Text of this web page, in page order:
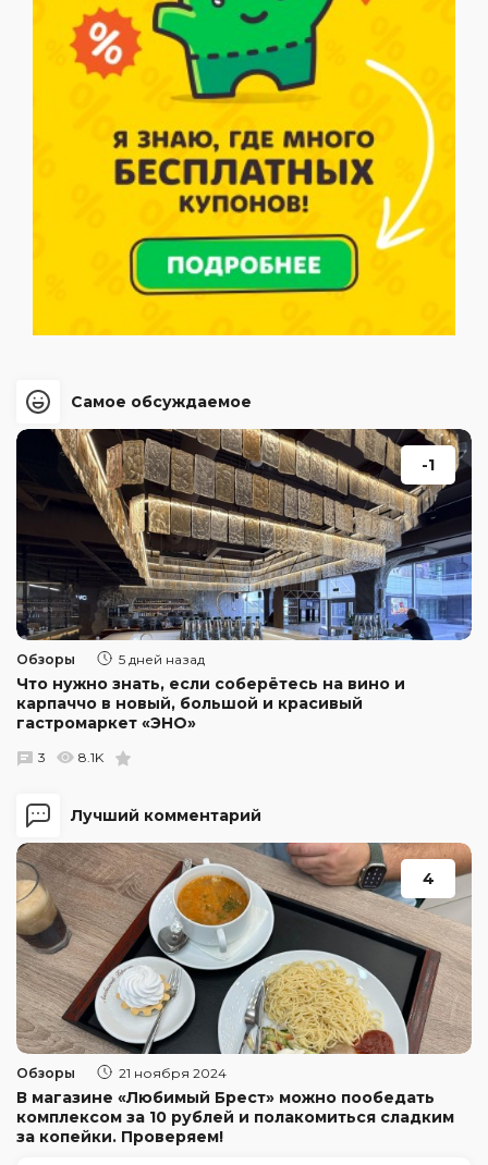
Лучший комментарий
4
Обзоры 21 ноября 2024
В магазине «Любимый Брест» можно пообедать
комплексом за 10 рублей и полакомиться сладким
за копейки. Проверяем!
Самое обсуждаемое
-1
Обзоры 5 дней назад
Что нужно знать, если соберётесь на вино и
карпаччо в новый, большой и красивый
гастромаркет «ЭНО»
3 8.1K